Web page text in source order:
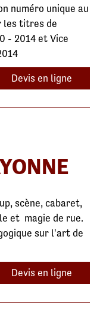
numéro unique au
les titres de
- 2014 et Vice
Devis en ligne
scène, cabaret,
et magie de rue.
sur l'art de
Devis en ligne